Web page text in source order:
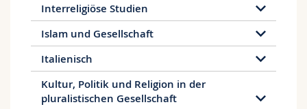
attraktive Möglichkeiten.
Interreligiöse Studien
Islam und Gesellschaft
Italienisch
Kultur, Politik und Religion in der
pluralistischen Gesellschaft